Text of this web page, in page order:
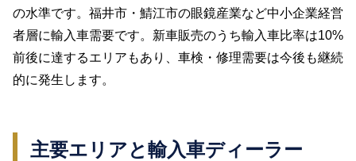
の水準です。福井市・鯖江市の眼鏡産業など中小企業経営
者層に輸入車需要です。新車販売のうち輸入車比率は10%
前後に達するエリアもあり、車検・修理需要は今後も継続
的に発生します。
主要エリアと輸入車ディーラー